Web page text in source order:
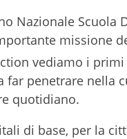
Nazionale
missione
vediamo i
far penetrare nella
quotidiano.
di base, per la